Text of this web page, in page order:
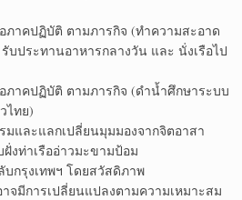
อภาคปฏิบัติ ตามภารกิจ (ทำความสะอาด
รับประทานอาหารกลางวัน และ นั่งเรือไป
อภาคปฏิบัติ ตามภารกิจ (ดำน้ำศึกษาระบบ
ไทย)
รมและแลกเปลี่ยนมุมมองจากจิตอาสา
ฝั่งท่าเรืออ่าวมะขามป้อม
บกรุงเทพฯ โดยสวัสดิภาพ
จมีการเปลี่ยนแปลงตามความเหมาะสม